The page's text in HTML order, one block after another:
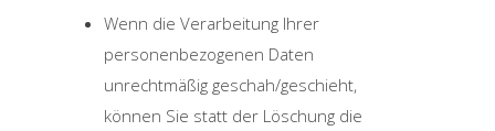
Wenn die Verarbeitung Ihrer
personenbezogenen Daten
unrechtmäßig geschah/geschieht,
können Sie statt der Löschung die